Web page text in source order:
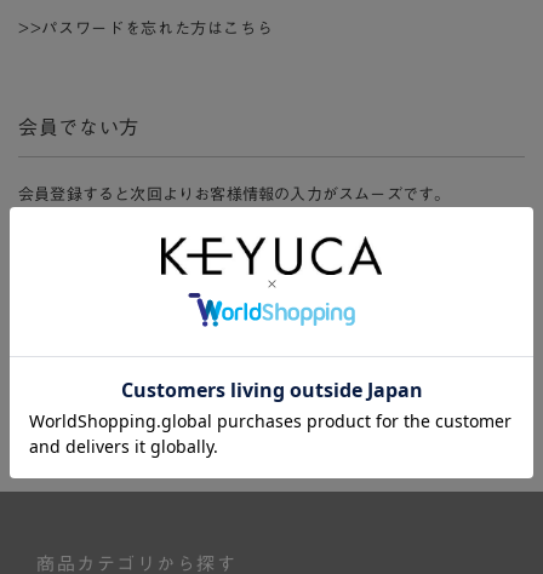
>>パスワードを忘れた方はこちら
会員でない方
会員登録すると次回よりお客様情報の入力がスムーズです。
ージ、購入履歴をご利用いただけます。
商品カテゴリから探す